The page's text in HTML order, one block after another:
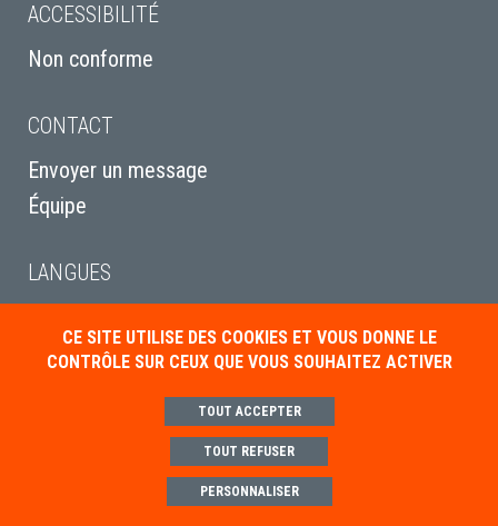
ACCESSIBILITÉ
Non conforme
CONTACT
Envoyer un message
Équipe
LANGUES
Italiano
Politique de gestion des cookies
CE SITE UTILISE DES COOKIES ET VOUS DONNE LE
CONTRÔLE SUR CEUX QUE VOUS SOUHAITEZ ACTIVER
TOUT ACCEPTER
TOUT REFUSER
PERSONNALISER